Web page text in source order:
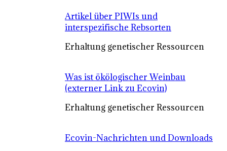
Artikel über PIWIs und
interspezifische Rebsorten
Erhaltung genetischer Ressourcen
Was ist ökölogischer Weinbau
(externer Link zu Ecovin)
Erhaltung genetischer Ressourcen
Ecovin-Nachrichten und Downloads